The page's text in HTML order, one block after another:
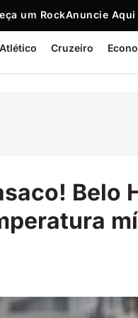
um RockAnuncie Aqui
Atlético Cruzeiro
Belo